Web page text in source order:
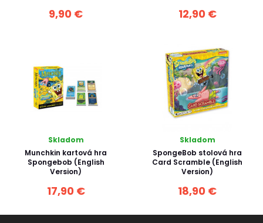
9,90 € 12,90 €
Skladom
Munchkin kartová hra
Spongebob (English
Version)
17,90 €
Skladom
SpongeBob stolová hra
Card Scramble (English
Version)
18,90 €